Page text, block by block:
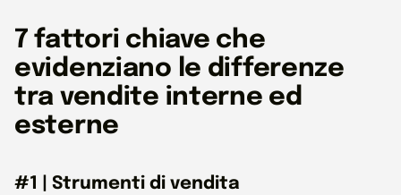
7 fattori chiave che
evidenziano le differenze
tra vendite interne ed
esterne
#1 | Strumenti di vendita